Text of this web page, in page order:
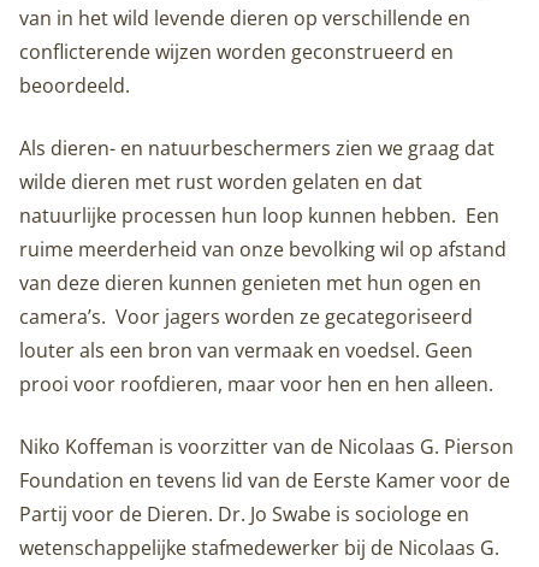
van in het wild levende dieren op verschillende en
conflicterende wijzen worden geconstrueerd en
beoordeeld.
Als dieren- en natuurbeschermers zien we graag dat
wilde dieren met rust worden gelaten en dat
natuurlijke processen hun loop kunnen hebben. Een
ruime meerderheid van onze bevolking wil op afstand
van deze dieren kunnen genieten met hun ogen en
camera’s. Voor jagers worden ze gecategoriseerd
louter als een bron van vermaak en voedsel. Geen
prooi voor roofdieren, maar voor hen en hen alleen.
Niko Koffeman is voorzitter van de Nicolaas G. Pierson
Foundation en tevens lid van de Eerste Kamer voor de
Partij voor de Dieren. Dr. Jo Swabe is sociologe en
wetenschappelijke stafmedewerker bij de Nicolaas G.